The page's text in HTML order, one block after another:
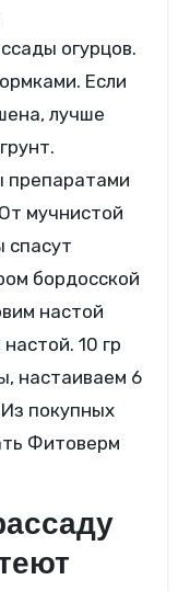
огурцов.
Если
лучше
препаратами
мучнистой
спасут
бордосской
настой
10 гр
настаиваем 6
покупных
Фитоверм